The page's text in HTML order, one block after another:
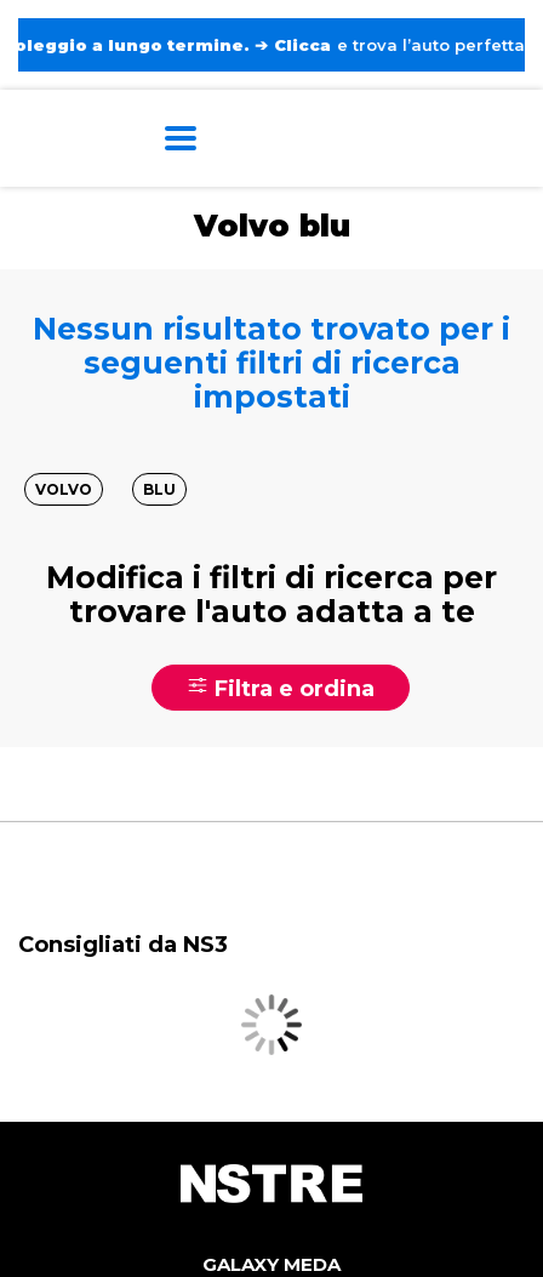
a lungo termine. ➔ Clicca e trova l’auto perfetta
Volvo blu
Nessun risultato trovato per i
seguenti filtri di ricerca
impostati
VOLVO BLU
Modifica i filtri di ricerca per
trovare l'auto adatta a te
Filtra e ordina
Consigliati da NS3
GALAXY MEDA